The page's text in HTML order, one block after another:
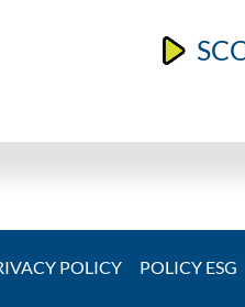
POLICY POLICY ESG